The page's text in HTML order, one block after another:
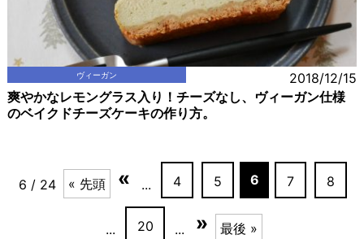
ヴィーガン 2018/12/15
爽やかなレモングラス入り！チーズなし、ヴィーガン仕様
のベイクドチーズケーキの作り方。
6 / 24 « 先頭 « ... 4 5 6 7 8
... 20 ... » 最後 »